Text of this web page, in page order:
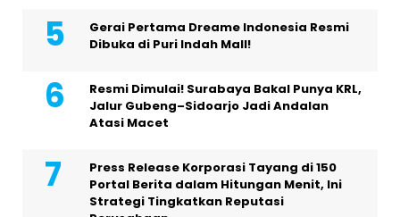
Gerai Pertama Dreame Indonesia Resmi
Dibuka di Puri Indah Mall!
Resmi Dimulai! Surabaya Bakal Punya KRL,
Jalur Gubeng–Sidoarjo Jadi Andalan
Atasi Macet
Press Release Korporasi Tayang di 150
Portal Berita dalam Hitungan Menit, Ini
Strategi Tingkatkan Reputasi